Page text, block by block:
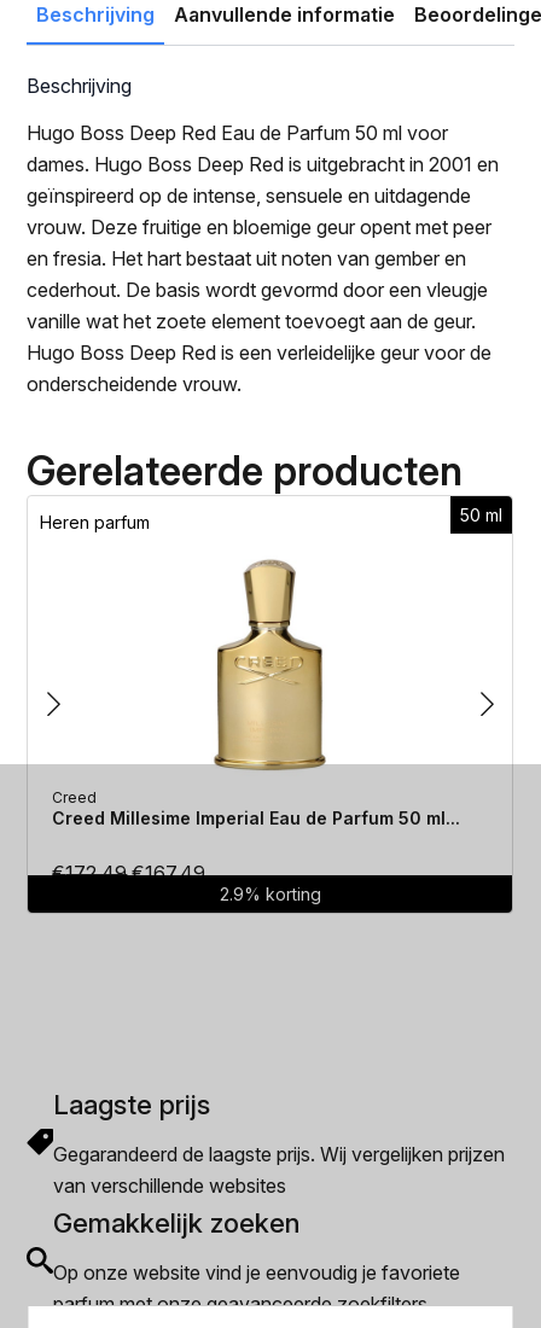
Beschrijving Aanvullende informatie
Beschrijving
Hugo Boss Deep Red Eau de Parfum 50 ml voor
dames. Hugo Boss Deep Red is uitgebracht in 2001 en
geïnspireerd op de intense, sensuele en uitdagende
vrouw. Deze fruitige en bloemige geur opent met peer
en fresia. Het hart bestaat uit noten van gember en
cederhout. De basis wordt gevormd door een vleugje
vanille wat het zoete element toevoegt aan de geur.
Hugo Boss Deep Red is een verleidelijke geur voor de
onderscheidende vrouw.
Gerelateerde producten
50 ml
Heren parfum
Creed
Creed Millesime Imperial Eau de Parfum 50 ml...
€172.49Oorspronkelijke
€167.49Huidige
prijs
2.9% korting
Laagste prijs
Gegarandeerd de laagste prijs. Wij vergelijken prijzen
van verschillende websites
Gemakkelijk zoeken
Op onze website vind je eenvoudig je favoriete
parfum met onze geavanceerde zoekfilters